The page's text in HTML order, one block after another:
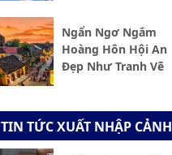
Ngẩn Ngơ Ngắm
Hoàng Hôn Hội An
Đẹp Như Tranh Vẽ
TIN TỨC XUẤT NHẬP CẢNH